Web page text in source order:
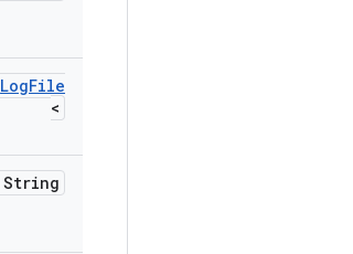
LogFile
>
String>